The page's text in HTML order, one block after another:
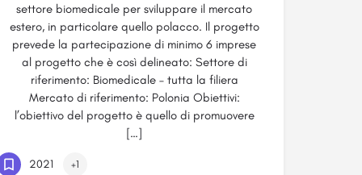
settore biomedicale per sviluppare il mercato
estero, in particolare quello polacco. Il progetto
prevede la partecipazione di minimo 6 imprese
al progetto che è così delineato: Settore di
riferimento: Biomedicale – tutta la filiera
Mercato di riferimento: Polonia Obiettivi:
l’obiettivo del progetto è quello di promuovere
[…]
2021 +1